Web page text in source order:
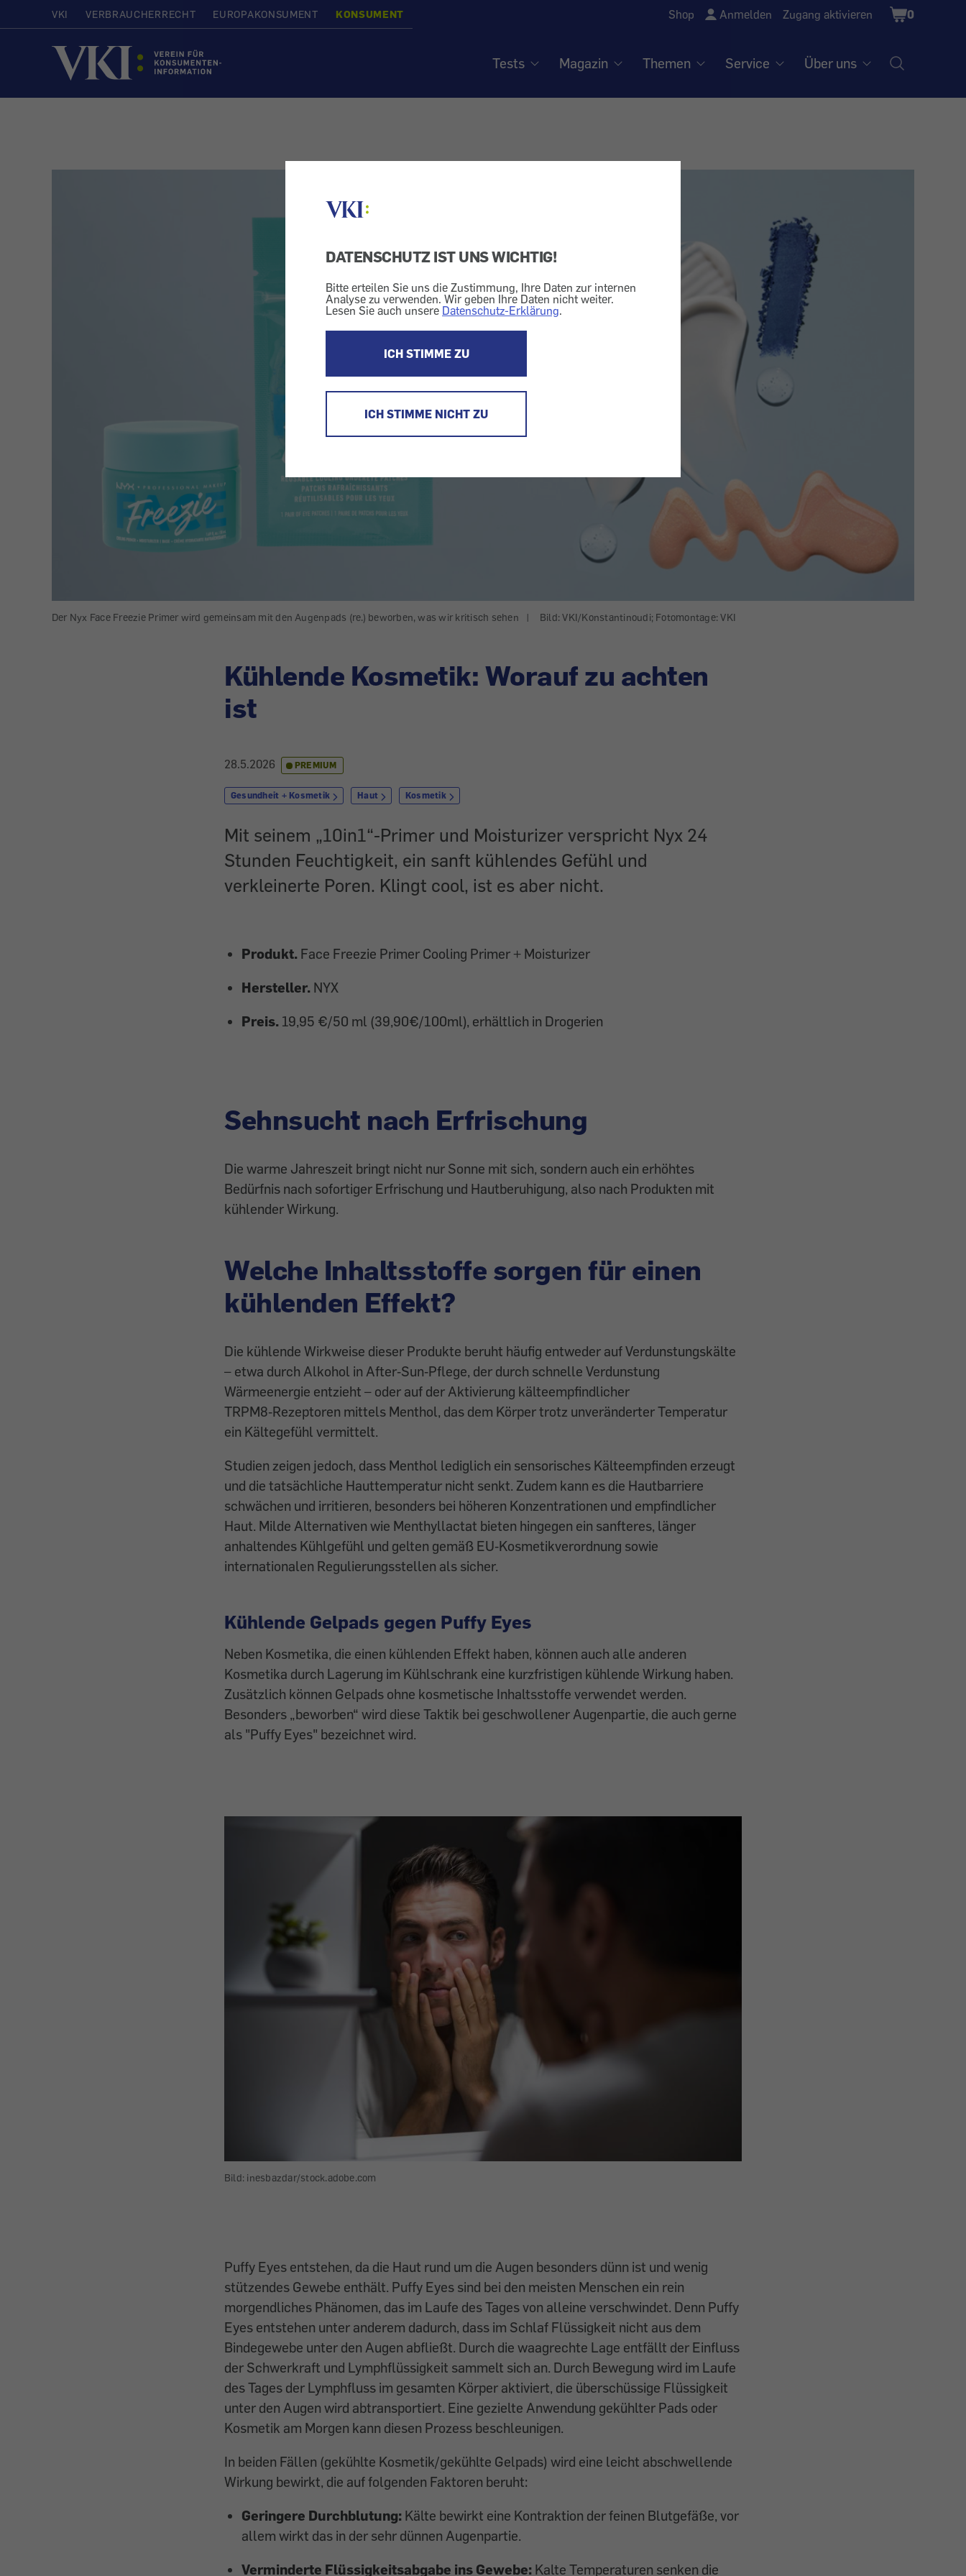
DATENSCHUTZ IST UNS WICHTIG!
Bitte erteilen Sie uns die Zustimmung, Ihre Daten zur internen
Analyse zu verwenden. Wir geben Ihre Daten nicht weiter.
Lesen Sie auch unsere Datenschutz-Erklärung.
ICH STIMME ZU
ICH STIMME NICHT ZU
VKI VERBRAUCHERRECHT EUROPAKONSUMENT KONSUMENT Shop Anmelden Zugang aktivieren
Shopping
Cart
0
Startseite
Tests Magazin Themen Service Über uns
Der Nyx Face Freezie Primer wird gemeinsam mit den Augenpads (re.) beworben, was wir kritisch sehen | Bild: VKI/Konstantinoudi; Fotomontage: VKI
Kühlende Kosmetik: Worauf zu achten
ist
28.5.2026 PREMIUM
Gesundheit + Kosmetik Haut Kosmetik
Mit seinem „10in1“-Primer und Moisturizerverspricht Nyx 24
Stunden Feuchtigkeit, ein sanft kühlendes Gefühl und
verkleinerte Poren. Klingt cool, ist es aber nicht.
Produkt. Face Freezie Primer Cooling Primer + Moisturizer
Hersteller. NYX
Preis. 19,95 €/50 ml (39,90€/100ml), erhältlich in Drogerien
Sehnsucht nach Erfrischung
Die warme Jahreszeit bringt nicht nur Sonne mit sich, sondern auch ein erhöhtes
Bedürfnis nach sofortiger Erfrischung und Hautberuhigung, also nach Produkten mit
kühlender Wirkung.
Welche Inhaltsstoffe sorgen für einen
kühlenden Effekt?
Die kühlende Wirkweise dieser Produkte beruht häufig entweder auf Verdunstungskälte
– etwa durch Alkohol in After‑Sun‑Pflege, der durch schnelle Verdunstung
Wärmeenergie entzieht – oder auf der Aktivierung kälteempfindlicher
TRPM8‑Rezeptoren mittels Menthol, das dem Körper trotz unveränderter Temperatur
ein Kältegefühl vermittelt.
Studien zeigen jedoch, dass Menthol lediglich ein sensorisches Kälteempfinden erzeugt
und die tatsächliche Hauttemperatur nicht senkt. Zudem kann es die Hautbarriere
schwächen und irritieren, besonders bei höheren Konzentrationen und empfindlicher
Haut. Milde Alternativen wie Menthyllactat bieten hingegen ein sanfteres, länger
anhaltendes Kühlgefühl und gelten gemäß EU‑Kosmetikverordnung sowie
internationalen Regulierungsstellen als sicher.
Kühlende Gelpads gegen Puffy Eyes
Neben Kosmetika, die einen kühlenden Effekt haben, können auch alle anderen
Kosmetika durch Lagerung im Kühlschrank eine kurzfristigen kühlende Wirkung haben.
Zusätzlich können Gelpads ohne kosmetische Inhaltsstoffe verwendet werden.
Besonders „beworben“ wird diese Taktik bei geschwollener Augenpartie, die auch gerne
als "Puffy Eyes" bezeichnet wird.
Bild: inesbazdar/stock.adobe.com
Puffy Eyes entstehen, da die Haut rund um die Augen besonders dünn ist und wenig
stützendes Gewebe enthält. Puffy Eyes sind bei den meisten Menschen ein rein
morgendliches Phänomen, das im Laufe des Tages von alleine verschwindet. Denn Puffy
Eyes entstehen unter anderem dadurch, dass im Schlaf Flüssigkeit nicht aus dem
Bindegewebe unter den Augen abfließt. Durch die waagrechte Lage entfällt der Einfluss
der Schwerkraft und Lymphflüssigkeit sammelt sich an. Durch Bewegung wird im Laufe
des Tages der Lymphfluss im gesamten Körper aktiviert, die überschüssige Flüssigkeit
unter den Augen wird abtransportiert. Eine gezielte Anwendung gekühlter Pads oder
Kosmetik am Morgen kann diesen Prozess beschleunigen.
In beiden Fällen (gekühlte Kosmetik/gekühlte Gelpads) wird eine leicht abschwellende
Wirkung bewirkt, die auf folgenden Faktoren beruht:
Geringere Durchblutung: Kälte bewirkt eine Kontraktion der feinen Blutgefäße, vor
allem wirkt das in der sehr dünnen Augenpartie.
Verminderte Flüssigkeitsabgabe ins Gewebe: Kalte Temperaturen senken die